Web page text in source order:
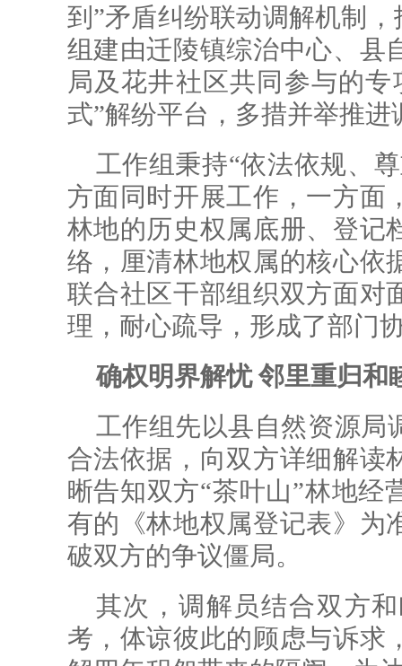
到”矛盾纠纷联动调解机制
组建由迁陵镇综治中心、县
局及花井社区共同参与的
式”解纷平台，多措并举推
工作组秉持“依法依规、
方面同时开展工作，一方面
林地的历史权属底册、登记
络，厘清林地权属的核心依
联合社区干部组织双方面对
理，耐心疏导，形成了部门
确权明界解忧 邻里重归和
工作组先以县自然资源局
合法依据，向双方详细解读
晰告知双方“茶叶山”林地经
有的《林地权属登记表》为
破双方的争议僵局。
其次，调解员结合双方
考，体谅彼此的顾虑与诉求